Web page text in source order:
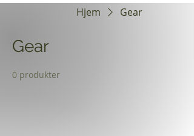
Hjem Gear
Gear
0 produkter